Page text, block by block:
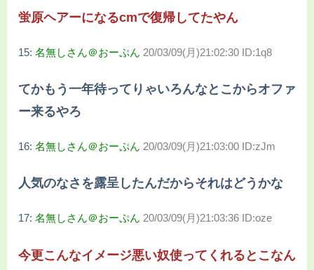
蛍原ヘアーになるcmで復帰してたやん
15: 名無しさん＠おーぷん 20/03/09(月)21:02:30 ID:1q8
てかもう一年待ってりゃいろんなとこからオファ
ー来るやろ
16: 名無しさん＠おーぷん 20/03/09(月)21:03:00 ID:zJm
人気のなさを露呈したんだからそれはどうかな
17: 名無しさん＠おーぷん 20/03/09(月)21:03:36 ID:oze
今更こんなイメージ悪い奴使ってくれるとこなん